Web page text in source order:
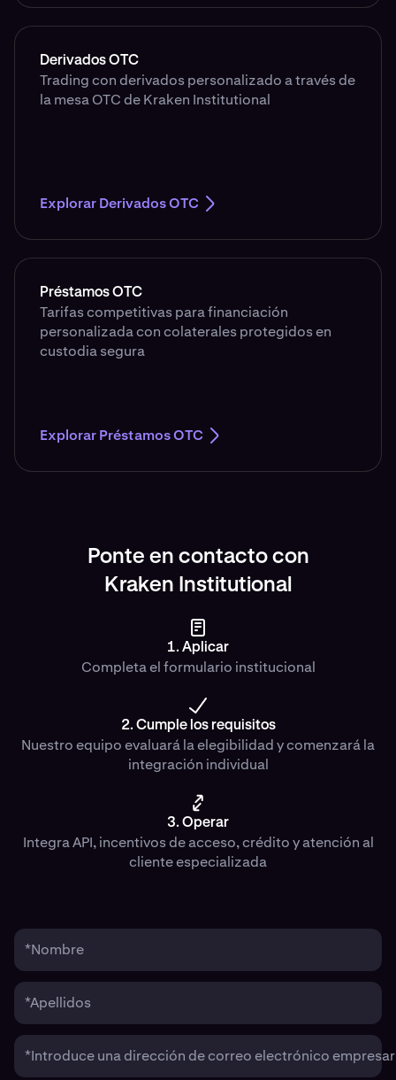
Derivados OTC
Trading con derivados personalizado a través de
la mesa OTC de Kraken Institutional
Explorar Derivados OTC
Préstamos OTC
Tarifas competitivas para financiación
personalizada con colaterales protegidos en
custodia segura
Explorar Préstamos OTC
Ponte en contacto con
Kraken Institutional
1. Aplicar
Completa el formulario institucional
2. Cumple los requisitos
Nuestro equipo evaluará la elegibilidad y comenzará la
integración individual
3. Operar
Integra API, incentivos de acceso, crédito y atención al
cliente especializada
*Nombre
*Apellidos
*Introduce una dirección de correo electrónico